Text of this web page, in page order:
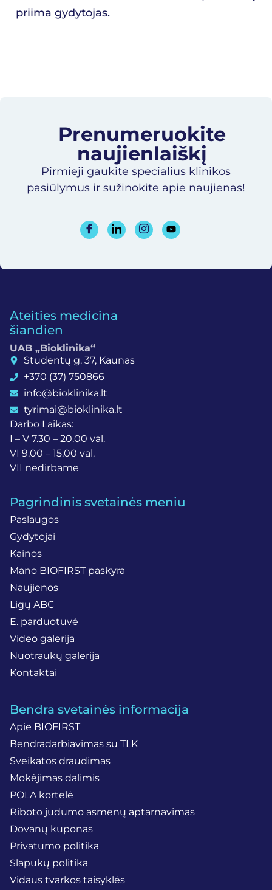
priima gydytojas.
Prenumeruokite
naujienlaiškį​
Pirmieji gaukite specialius klinikos
pasiūlymus ir sužinokite apie naujienas!
Ateities medicina
šiandien
UAB „Bioklinika“
Studentų g. 37, Kaunas
+370 (37) 750866
info@bioklinika.lt
tyrimai@bioklinika.lt
Darbo Laikas:
I – V 7.30 – 20.00 val.
VI 9.00 – 15.00 val.
VII nedirbame
Pagrindinis svetainės meniu
Paslaugos
Gydytojai
Kainos
Mano BIOFIRST paskyra
Naujienos
Ligų ABC
E. parduotuvė
Video galerija
Nuotraukų galerija
Kontaktai
Bendra svetainės informacija
Apie BIOFIRST
Bendradarbiavimas su TLK
Sveikatos draudimas
Mokėjimas dalimis
POLA kortelė
Riboto judumo asmenų aptarnavimas
Dovanų kuponas
Privatumo politika
Slapukų politika
Vidaus tvarkos taisyklės